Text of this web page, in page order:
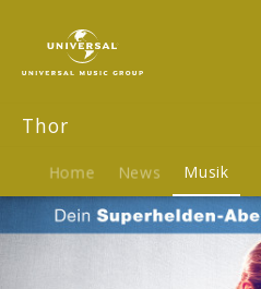
Love
Thunder
-
Original-
Thor
Home News Musik